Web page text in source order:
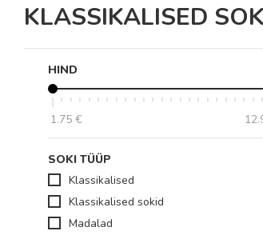
KLASSIKALISED
HIND
1.75 €
SOKI TÜÜP
Klassikalised
Klassikalised sokid
Madalad